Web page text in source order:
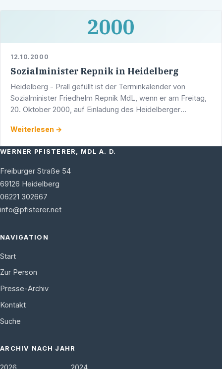
2000
12.10.2000
Sozialminister Repnik in Heidelberg
Heidelberg - Prall gefüllt ist der Terminkalender von
Sozialminister Friedhelm Repnik MdL, wenn er am Freitag,
20. Oktober 2000, auf Einladung des Heidelberger
seinem …
Weiterlesen →
WERNER PFISTERER, MDL A. D.
Freiburger Straße 54
69126 Heidelberg
06221 302667
info@pfisterer.net
NAVIGATION
Start
Zur Person
Presse-Archiv
Kontakt
Suche
ARCHIV NACH JAHR